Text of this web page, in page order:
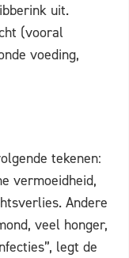
uit.
(vooral
voeding,
tekenen:
vermoeidheid,
Andere
veel honger,
legt de